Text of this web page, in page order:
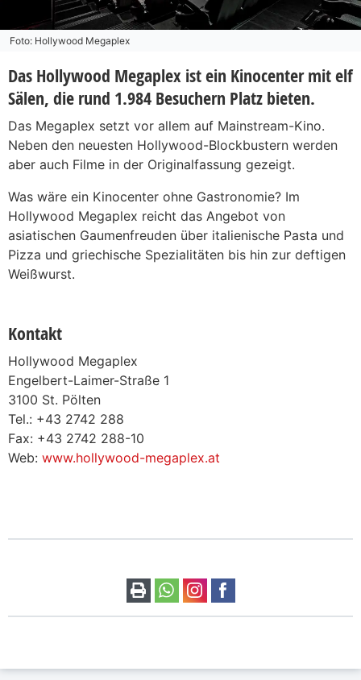
Foto: Hollywood Megaplex
Das Hollywood Megaplex ist ein Kinocenter mit elf
Sälen, die rund 1.984 Besuchern Platz bieten.
Das Megaplex setzt vor allem auf Mainstream-Kino.
Neben den neuesten Hollywood-Blockbustern werden
aber auch Filme in der Originalfassung gezeigt.
Was wäre ein Kinocenter ohne Gastronomie? Im
Hollywood Megaplex reicht das Angebot von
asiatischen Gaumenfreuden über italienische Pasta und
Pizza und griechische Spezialitäten bis hin zur deftigen
Weißwurst.
Kontakt
Hollywood Megaplex
Engelbert-Laimer-Straße 1
3100 St. Pölten
Tel.: +43 2742 288
Fax: +43 2742 288-10
Web: www.hollywood-megaplex.at